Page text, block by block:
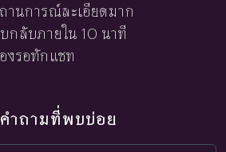
านการณ์ละเอียดมาก
กลับภายใน 10 นาที
งรอทักแชท
ำถามที่พบบ่อย